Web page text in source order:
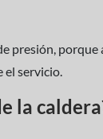
presión,
el servicio.
la